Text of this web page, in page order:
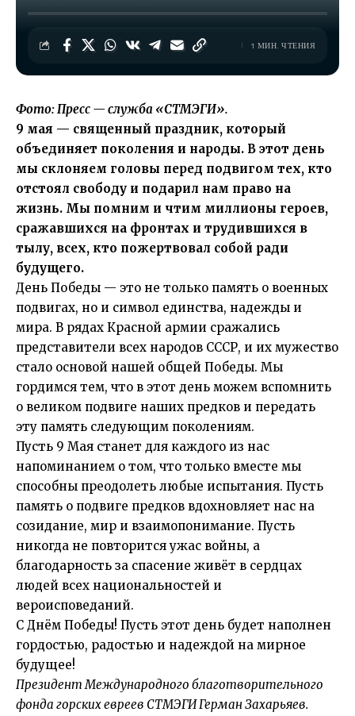
1 МИН. ЧТЕНИЯ
Фото: Пресс — служба «СТМЭГИ».
9 мая — священный праздник, который
объединяет поколения и народы. В этот день
мы склоняем головы перед подвигом тех, кто
отстоял свободу и подарил нам право на
жизнь. Мы помним и чтим миллионы героев,
сражавшихся на фронтах и трудившихся в
тылу, всех, кто пожертвовал собой ради
будущего.
День Победы — это не только память о военных
подвигах, но и символ единства, надежды и
мира. В рядах Красной армии сражались
представители всех народов СССР, и их мужество
стало основой нашей общей Победы. Мы
гордимся тем, что в этот день можем вспомнить
о великом подвиге наших предков и передать
эту память следующим поколениям.
Пусть 9 Мая станет для каждого из нас
напоминанием о том, что только вместе мы
способны преодолеть любые испытания. Пусть
память о подвиге предков вдохновляет нас на
созидание, мир и взаимопонимание. Пусть
никогда не повторится ужас войны, а
благодарность за спасение живёт в сердцах
людей всех национальностей и
вероисповеданий.
С Днём Победы! Пусть этот день будет наполнен
гордостью, радостью и надеждой на мирное
будущее!
Президент Международного благотворительного
фонда горских евреев СТМЭГИ Герман Захарьяев.